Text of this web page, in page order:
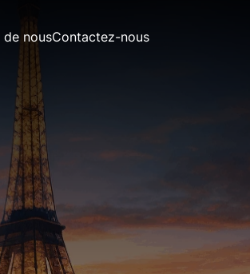
nousContactez-nous